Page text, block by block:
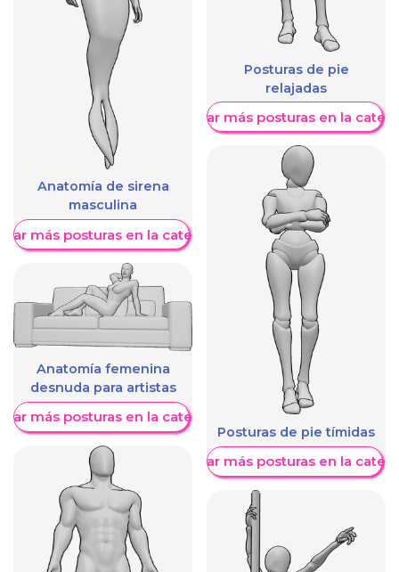
Anatomía de sirena
masculina
más posturas en la categoría
Anatomía femenina
desnuda para artistas
más posturas en la categoría
Posturas de pie
relajadas
Mostrar más posturas en la
Posturas de pie tímidas
Mostrar más posturas en la